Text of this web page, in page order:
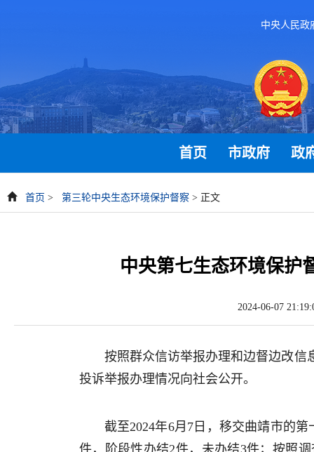
中央人民政
首页 市政府 政
首页 > 第三轮中央生态环境保护督察 > 正文
中央第七生态环境保护
2024-06-07
按照群众信访举报办理和边督边改信
投诉举报办理情况向社会公开。
截至2024年6月7日，移交曲靖市的
件，阶段性办结2件，未办结3件；按照